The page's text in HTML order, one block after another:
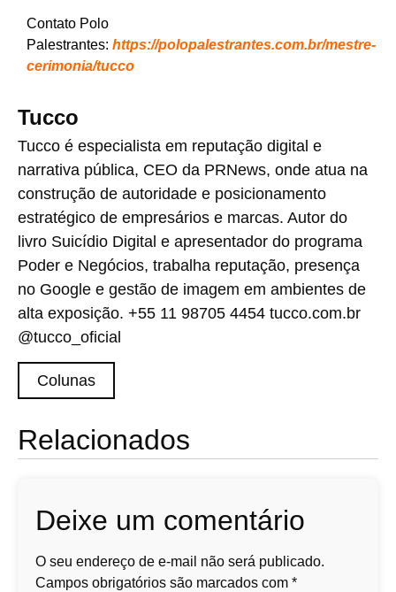
Contato Polo
Palestrantes: https://polopalestrantes.com.br/mestre-
cerimonia/tucco
Tucco
Tucco é especialista em reputação digital e
narrativa pública, CEO da PRNews, onde atua na
construção de autoridade e posicionamento
estratégico de empresários e marcas. Autor do
livro Suicídio Digital e apresentador do programa
Poder e Negócios, trabalha reputação, presença
no Google e gestão de imagem em ambientes de
alta exposição. +55 11 98705 4454 tucco.com.br
@tucco_oficial
Colunas
Relacionados
Deixe um comentário
O seu endereço de e-mail não será publicado.
Campos obrigatórios são marcados com *